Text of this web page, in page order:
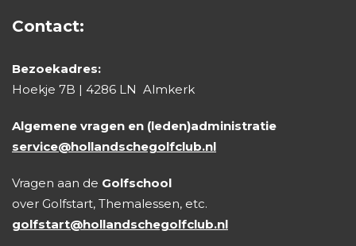
Contact:
Bezoekadres:
Hoekje 7B | 4286 LN Almkerk
Algemene vragen en (leden)administratie
service@hollandschegolfclub.nl
Vragen aan de Golfschool
over Golfstart, Themalessen, etc.
golfstart@hollandschegolfclub.nl